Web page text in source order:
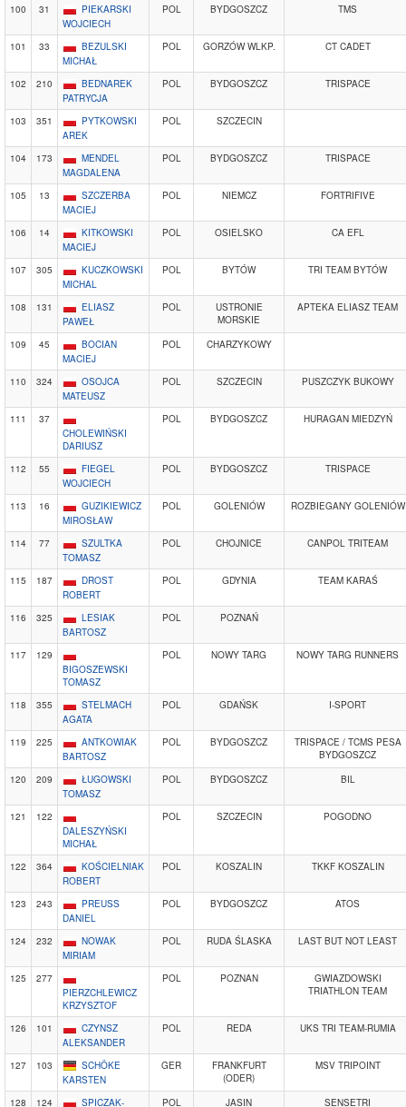
100
31
PIEKARSKI
WOJCIECH
POL BYDGOSZCZ TMS
101 33
BEZULSKI
MICHAŁ
POL GORZÓW WLKP. CT CADET
102 210
BEDNAREK
PATRYCJA
POL BYDGOSZCZ TRISPACE
103 351
PYTKOWSKI
AREK
POL SZCZECIN
104 173
MENDEL
MAGDALENA
POL BYDGOSZCZ TRISPACE
105 13
SZCZERBA
MACIEJ
POL NIEMCZ FORTRIFIVE
106 14
KITKOWSKI
MACIEJ
POL OSIELSKO CA EFL
107 305
KUCZKOWSKI
MICHAL
POL BYTÓW TRI TEAM BYTÓW
108 131
ELIASZ
PAWEŁ
POL
USTRONIE
MORSKIE
APTEKA ELIASZ TEAM
109 45
BOCIAN
MACIEJ
POL CHARZYKOWY
110 324
OSOJCA
MATEUSZ
POL SZCZECIN PUSZCZYK BUKOWY
111
37
CHOLEWIŃSKI
DARIUSZ
POL BYDGOSZCZ HURAGAN MIEDZYŃ
112 55
FIEGEL
WOJCIECH
POL BYDGOSZCZ TRISPACE
113 16
GUZIKIEWICZ
MIROSŁAW
POL GOLENIÓW ROZBIEGANY GOLENIÓW
114 77
SZULTKA
TOMASZ
POL CHOJNICE CANPOL TRITEAM
115 187
DROST
ROBERT
POL GDYNIA TEAM KARAŚ
116 325
LESIAK
BARTOSZ
POL POZNAŃ
117
129
BIGOSZEWSKI
TOMASZ
POL NOWY TARG NOWY TARG RUNNERS
118 355
STELMACH
AGATA
POL GDAŃSK I-SPORT
119 225
ANTKOWIAK
BARTOSZ
POL BYDGOSZCZ
TRISPACE / TCMS PESA
BYDGOSZCZ
120
209
ŁUGOWSKI
TOMASZ
POL BYDGOSZCZ BIL
121
122
DALESZYŃSKI
MICHAŁ
POL SZCZECIN POGODNO
122 364
KOŚCIELNIAK
ROBERT
POL KOSZALIN TKKF KOSZALIN
123 243
PREUSS
DANIEL
POL BYDGOSZCZ ATOS
124 232
NOWAK
MIRIAM
POL RUDA ŚLASKA LAST BUT NOT LEAST
125
277
PIERZCHLEWICZ
KRZYSZTOF
POL POZNAN
GWIAZDOWSKI
TRIATHLON TEAM
126 101
CZYNSZ
ALEKSANDER
POL REDA UKS TRI TEAM-RUMIA
127 103
SCHÖKE
KARSTEN
GER
FRANKFURT
(ODER)
MSV TRIPOINT
128 124
SPICZAK-
POL JASIN SENSETRI